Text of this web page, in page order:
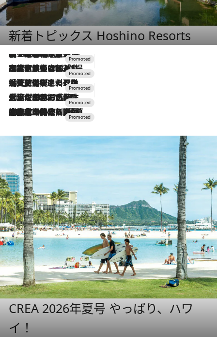
新着トピックス Hoshino Resorts
2026.8.7
【トンボの足水浴】ヒノキの香りに包まれて涼感マックス！約13℃の湧水かけ流しを避暑地「星野温泉 トンボの湯」で体験
2026.7.31
【ホテル帰省】という選択肢をOMOが提案。家族とほどよい距離を保つには「昼は実家、夜は気兼ねなくホテルで！」
2026.7.24
【夏限定ディナーコース】旬を迎える稚鮎や花ズッキーニなどをイタリア・トスカーナの郷土料理の手法で満喫！
2026.7.17
「土佐和ハーブかき氷」がOMO7高知に登場！生姜、山椒、大葉など目にも舌にも涼を呼ぶ郷土の味
2026.7.10
NEW OPEN！【界 草津】名湯の地に誕生。趣の異なる2種の温泉と上州ならではの会席・蕎麦割烹など美食を味わう究極の癒やし旅
CREA 2026年夏号 やっぱり、ハワ
イ！